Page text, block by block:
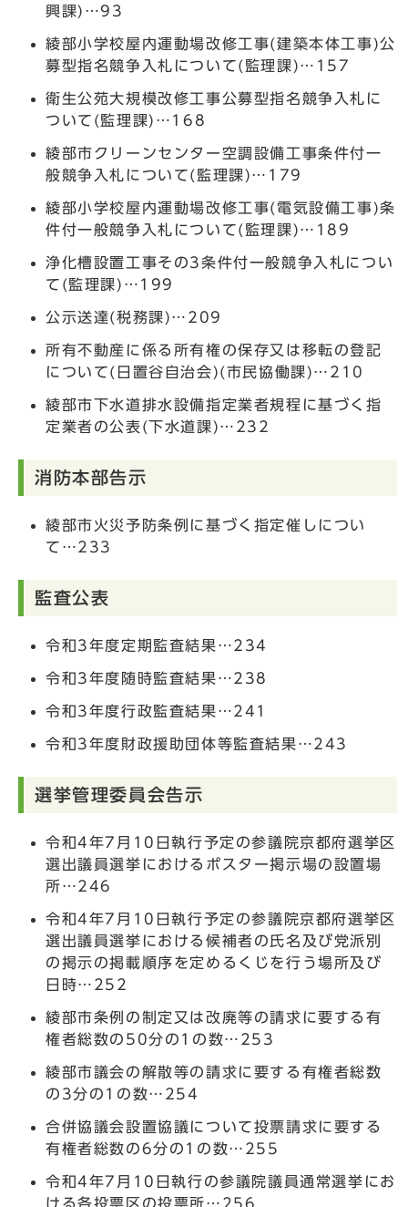
興課)…93
綾部小学校屋内運動場改修工事(建築本体工事)公
募型指名競争入札について(監理課)…157
衛生公苑大規模改修工事公募型指名競争入札に
ついて(監理課)…168
綾部市クリーンセンター空調設備工事条件付一
般競争入札について(監理課)…179
綾部小学校屋内運動場改修工事(電気設備工事)条
件付一般競争入札について(監理課)…189
浄化槽設置工事その3条件付一般競争入札につい
て(監理課)…199
公示送達(税務課)…209
所有不動産に係る所有権の保存又は移転の登記
について(日置谷自治会)(市民協働課)…210
綾部市下水道排水設備指定業者規程に基づく指
定業者の公表(下水道課)…232
消防本部告示
綾部市火災予防条例に基づく指定催しについ
て…233
監査公表
令和3年度定期監査結果…234
令和3年度随時監査結果…238
令和3年度行政監査結果…241
令和3年度財政援助団体等監査結果…243
選挙管理委員会告示
令和4年7月10日執行予定の参議院京都府選挙区
選出議員選挙におけるポスター掲示場の設置場
所…246
令和4年7月10日執行予定の参議院京都府選挙区
選出議員選挙における候補者の氏名及び党派別
の掲示の掲載順序を定めるくじを行う場所及び
日時…252
綾部市条例の制定又は改廃等の請求に要する有
権者総数の50分の1の数…253
綾部市議会の解散等の請求に要する有権者総数
の3分の1の数…254
合併協議会設置協議について投票請求に要する
有権者総数の6分の1の数…255
令和4年7月10日執行の参議院議員通常選挙にお
ける各投票区の投票所…256